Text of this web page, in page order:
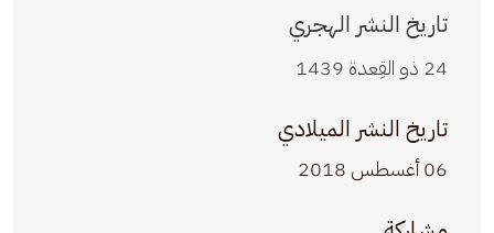
تاريخ النشر الهجري
24 ذو القِعدة 1439
تاريخ النشر الميلادي
06 أغسطس 2018